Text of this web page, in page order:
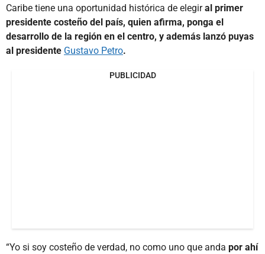
Caribe tiene una oportunidad histórica de elegiral primer
presidente costeño del país, quien afirma, ponga el
desarrollo de la región en el centro, y además lanzó puyas
al presidente Gustavo Petro.
PUBLICIDAD
“Yo si soy costeño de verdad, no como uno que anda por ahí